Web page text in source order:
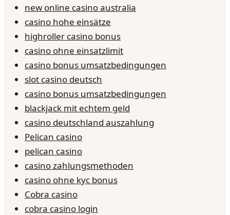
new online casino australia
casino hohe einsätze
highroller casino bonus
casino ohne einsatzlimit
casino bonus umsatzbedingungen
slot casino deutsch
casino bonus umsatzbedingungen
blackjack mit echtem geld
casino deutschland auszahlung
Pelican casino
pelican casino
casino zahlungsmethoden
casino ohne kyc bonus
Cobra casino
cobra casino login